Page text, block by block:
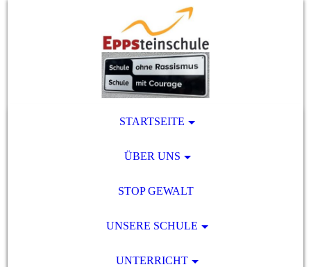
STARTSEITE
ÜBER UNS
STOP GEWALT
UNSERE SCHULE
UNTERRICHT